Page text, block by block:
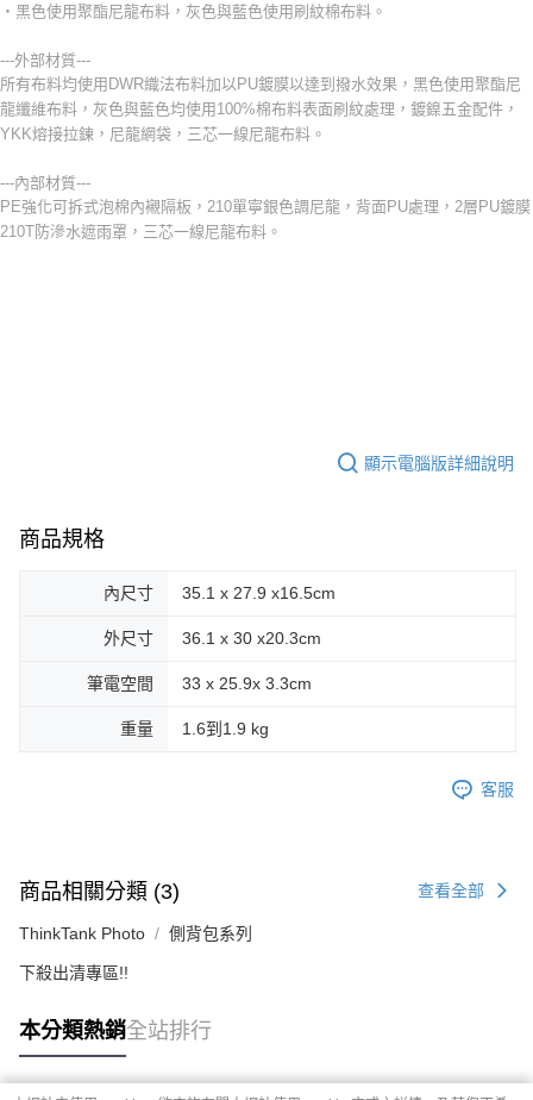
‧黑色使用聚酯尼龍布料，灰色與藍色使用刷紋棉布料。
---外部材質---
所有布料均使用DWR織法布料加以PU鍍膜以達到撥水效果，黑色使用聚酯尼
龍纖維布料，灰色與藍色均使用100%棉布料表面刷紋處理，鍍鎳五金配件，
YKK熔接拉鍊，尼龍網袋，三芯一線尼龍布料。
---內部材質---
PE強化可拆式泡棉內襯隔板，210單寧銀色調尼龍，背面PU處理，2層PU鍍膜
210T防滲水遮雨罩，三芯一線尼龍布料。
顯示電腦版詳細說明
商品規格
內尺寸 35.1 x 27.9 x16.5cm
外尺寸 36.1 x 30 x20.3cm
筆電空間 33 x 25.9x 3.3cm
重量 1.6到1.9 kg
客服
商品相關分類 (3) 查看全部
ThinkTank Photo 側背包系列
下殺出清專區!!
本分類熱銷全站排行